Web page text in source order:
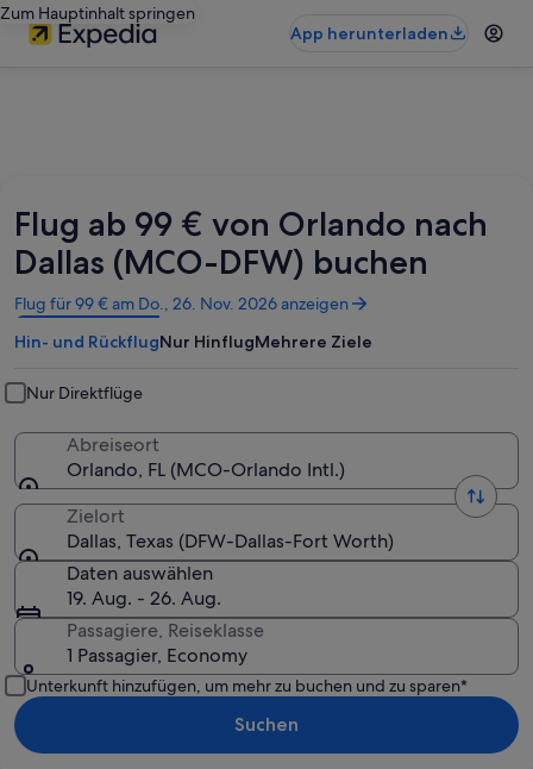
Zum Hauptinhalt springen
App herunterladen
Flug ab 99 € von Orlando nach
Dallas (MCO-DFW) buchen
Flug für 99 € am Do., 26. Nov. 2026 anzeigen
Wird
in
einem
Fenster
geöffnet
Hin- und RückflugNur HinflugMehrere Ziele
Nur Direktflüge
Abreiseort
Orlando, FL (MCO-Orlando Intl.)
Zielort
Dallas, Texas (DFW-Dallas-Fort Worth)
Daten auswählen
19. Aug. - 26. Aug.
Passagiere, Reiseklasse
1 Passagier, Economy
Unterkunft hinzufügen, um mehr zu buchen und zu sparen*
Suchen